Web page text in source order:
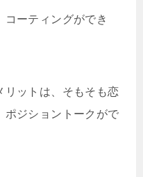
コーティングができ
リットは、そもそも恋
ポジショントークがで